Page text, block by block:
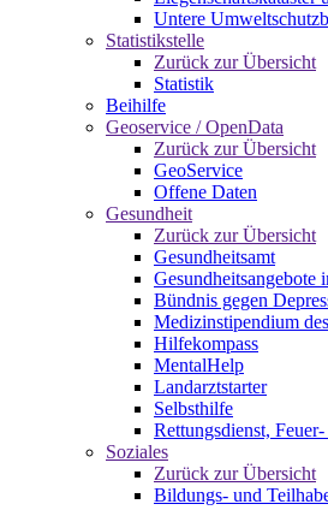
Untere
Statistikstelle
Zurück zur Übersicht
Statistik
Beihilfe
Geoservice / OpenData
Zurück zur Übersicht
GeoService
Offene Daten
Gesundheit
Zurück zur Übersicht
Gesundheitsamt
Gesundheitsangebote
Bündnis gegen
Medizinstipendium
Hilfekompass
MentalHelp
Landarztstarter
Selbsthilfe
Rettungsdienst,
Soziales
Zurück zur Übersicht
Bildungs- und